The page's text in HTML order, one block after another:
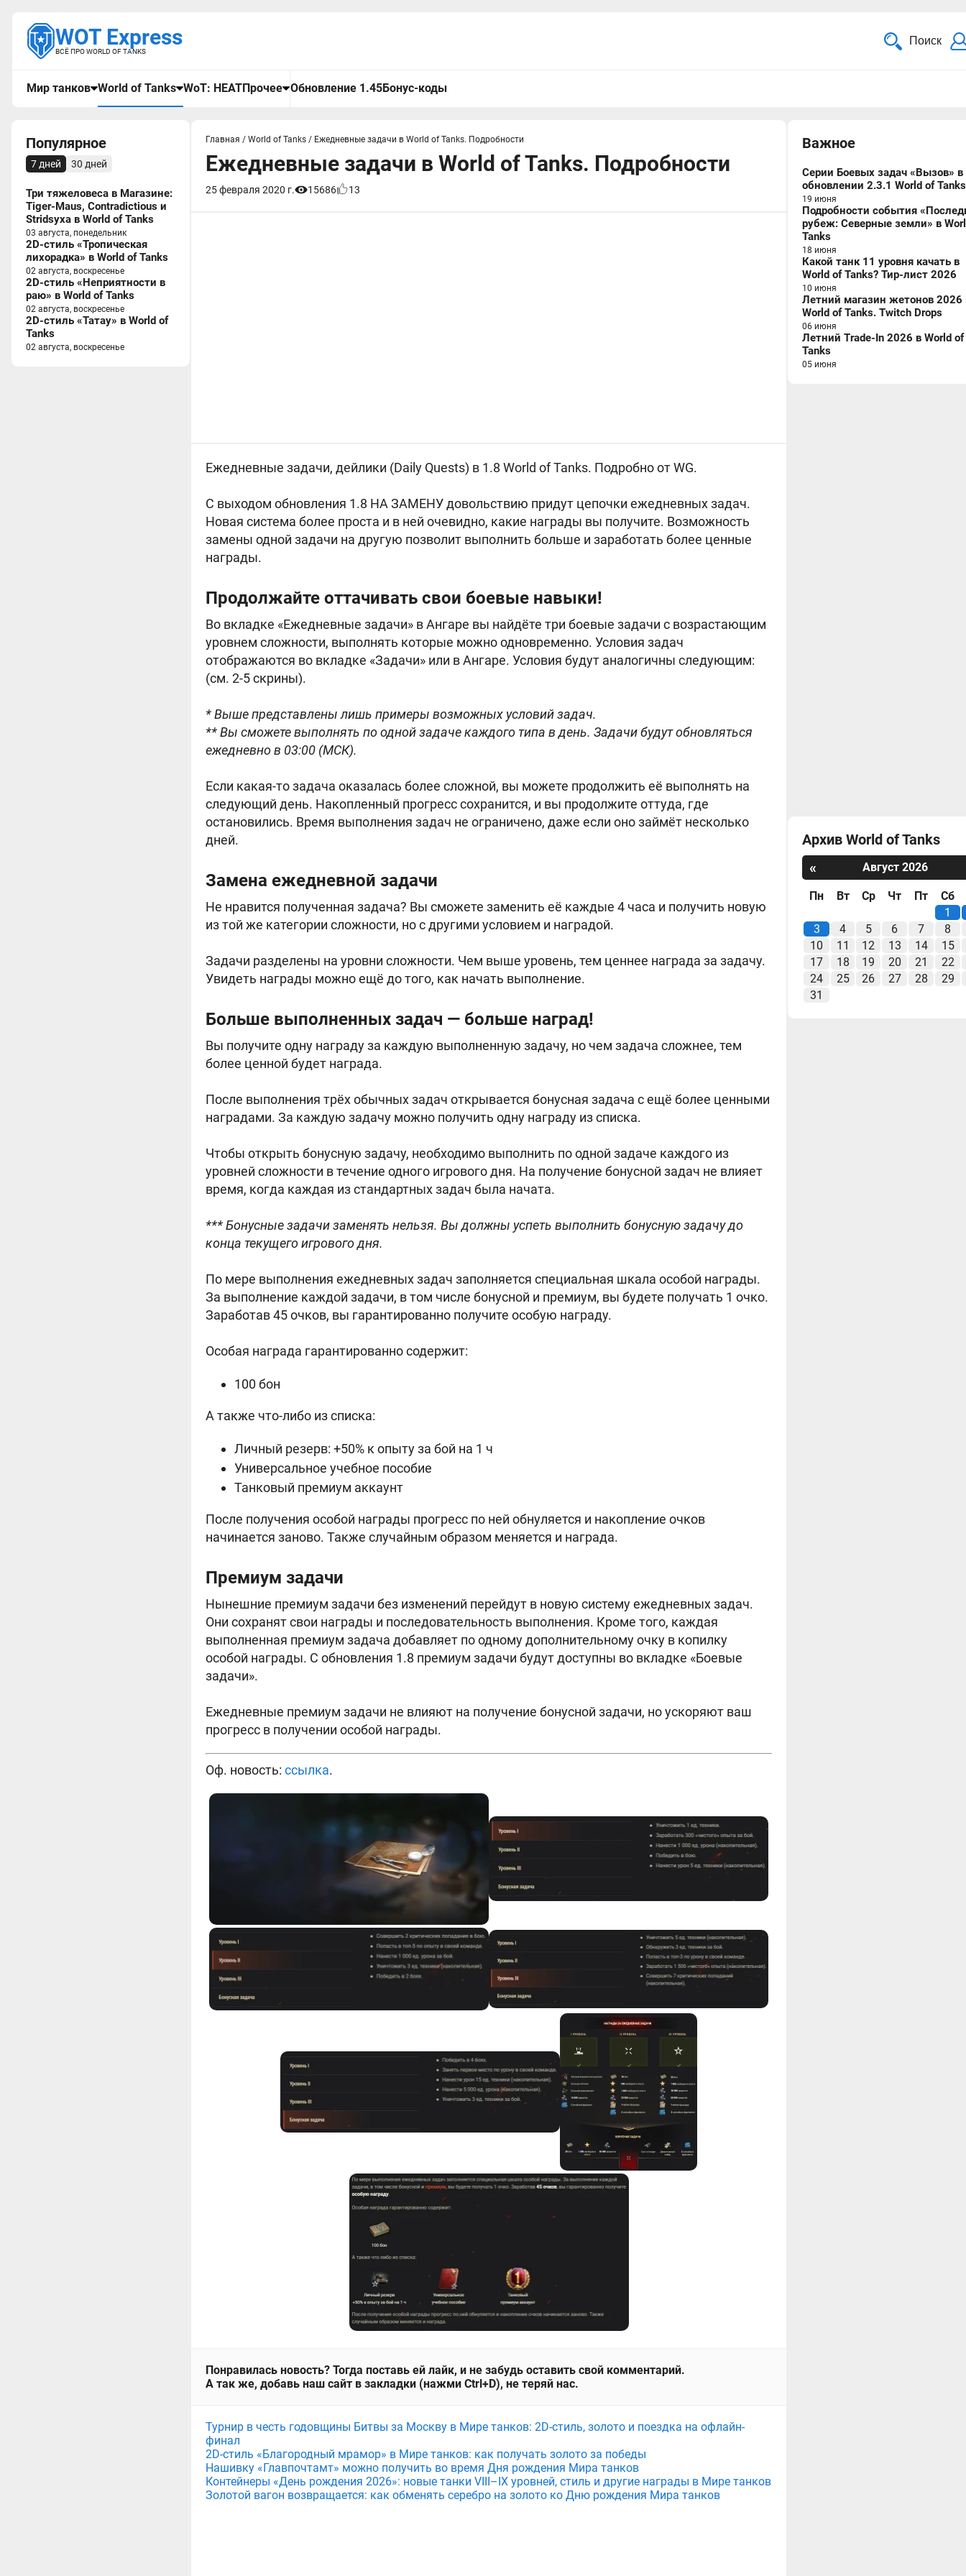
WOT Express
ВСЁ ПРО WORLD OF TANKS
Поиск
Мир танков World of Tanks WoT: HEATПрочее Обновление 1.45Бонус-коды
Популярное
7 дней 30 дней
Три тяжеловеса в Магазине:
Tiger-Maus, Contradictious и
Stridsyxa в World of Tanks
03 августа, понедельник
2D-стиль «Тропическая
лихорадка» в World of Tanks
02 августа, воскресенье
2D-стиль «Неприятности в
раю» в World of Tanks
02 августа, воскресенье
2D-стиль «Татау» в World of
Tanks
02 августа, воскресенье
Главная / World of Tanks / Ежедневные задачи в World of Tanks. Подробности
Ежедневные задачи в World of Tanks. Подробности
25 февраля 2020 г. 15686 13
Ежедневные задачи, дейлики (Daily Quests) в 1.8 World of Tanks. Подробно от WG.
С выходом обновления 1.8 НА ЗАМЕНУ довольствию придут цепочки ежедневных задач.
Новая система более проста и в ней очевидно, какие награды вы получите. Возможность
замены одной задачи на другую позволит выполнить больше и заработать более ценные
награды.
Продолжайте оттачивать свои боевые навыки!
Во вкладке «Ежедневные задачи» в Ангаре вы найдёте три боевые задачи с возрастающим
уровнем сложности, выполнять которые можно одновременно. Условия задач
отображаются во вкладке «Задачи» или в Ангаре. Условия будут аналогичны следующим:
(см. 2-5 скрины).
* Выше представлены лишь примеры возможных условий задач.
** Вы сможете выполнять по одной задаче каждого типа в день. Задачи будут обновляться
ежедневно в 03:00 (МСК).
Если какая-то задача оказалась более сложной, вы можете продолжить её выполнять на
следующий день. Накопленный прогресс сохранится, и вы продолжите оттуда, где
остановились. Время выполнения задач не ограничено, даже если оно займёт несколько
дней.
Замена ежедневной задачи
Не нравится полученная задача? Вы сможете заменить её каждые 4 часа и получить новую
из той же категории сложности, но с другими условием и наградой.
Задачи разделены на уровни сложности. Чем выше уровень, тем ценнее награда за задачу.
Увидеть награды можно ещё до того, как начать выполнение.
Больше выполненных задач — больше наград!
Вы получите одну награду за каждую выполненную задачу, но чем задача сложнее, тем
более ценной будет награда.
После выполнения трёх обычных задач открывается бонусная задача с ещё более ценными
наградами. За каждую задачу можно получить одну награду из списка.
Чтобы открыть бонусную задачу, необходимо выполнить по одной задаче каждого из
уровней сложности в течение одного игрового дня. На получение бонусной задач не влияет
время, когда каждая из стандартных задач была начата.
*** Бонусные задачи заменять нельзя. Вы должны успеть выполнить бонусную задачу до
конца текущего игрового дня.
По мере выполнения ежедневных задач заполняется специальная шкала особой награды.
За выполнение каждой задачи, в том числе бонусной и премиум, вы будете получать 1 очко.
Заработав 45 очков, вы гарантированно получите особую награду.
Особая награда гарантированно содержит:
100 бон
А также что-либо из списка:
Личный резерв: +50% к опыту за бой на 1 ч
Универсальное учебное пособие
Танковый премиум аккаунт
После получения особой награды прогресс по ней обнуляется и накопление очков
начинается заново. Также случайным образом меняется и награда.
Премиум задачи
Нынешние премиум задачи без изменений перейдут в новую систему ежедневных задач.
Они сохранят свои награды и последовательность выполнения. Кроме того, каждая
выполненная премиум задача добавляет по одному дополнительному очку в копилку
особой награды. С обновления 1.8 премиум задачи будут доступны во вкладке «Боевые
задачи».
Ежедневные премиум задачи не влияют на получение бонусной задачи, но ускоряют ваш
прогресс в получении особой награды.
Оф. новость: ссылка.
Понравилась новость? Тогда поставь ей лайк, и не забудь оставить свой комментарий.
А так же, добавь наш сайт в закладки (нажми Ctrl+D), не теряй нас.
Турнир в честь годовщины Битвы за Москву в Мире танков: 2D-стиль, золото и поездка на офлайн-
финал
2D-стиль «Благородный мрамор» в Мире танков: как получать золото за победы
Нашивку «Главпочтамт» можно получить во время Дня рождения Мира танков
Контейнеры «День рождения 2026»: новые танки VIII–IX уровней, стиль и другие награды в Мире танков
Золотой вагон возвращается: как обменять серебро на золото ко Дню рождения Мира танков
Важное
Серии Боевых задач «Вызов» в
обновлении 2.3.1 World of Tanks
19 июня
Подробности события
рубеж: Северные земли» в
Tanks
18 июня
Какой танк 11 уровня качать в
World of Tanks? Тир-лист 2026
10 июня
Летний магазин жетонов 2026
World of Tanks. Twitch Drops
06 июня
Летний Trade-In 2026 в World of
Tanks
05 июня
Архив World of Tanks
«
Август 2026
Пн Вт Ср Чт Пт
Сб
1
3
4 5 6 7
8
10
11 12 13 14
15
17
18 19 20 21
22
24
25 26 27 28
29
31